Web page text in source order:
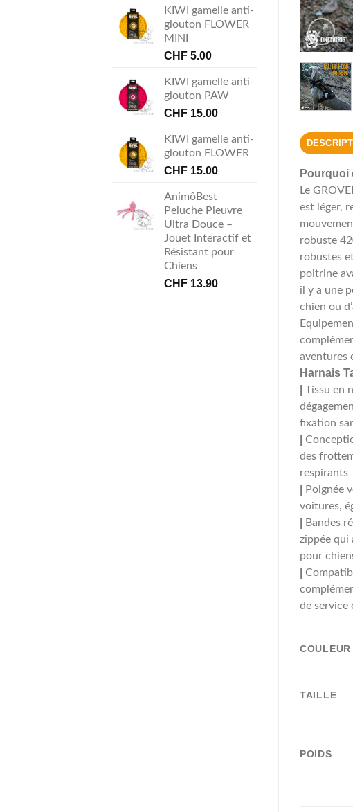
KIWI gamelle anti-
glouton FLOWER
MINI
CHF 5.00
KIWI gamelle anti-
glouton PAW
CHF 15.00
KIWI gamelle anti-
glouton FLOWER
CHF 15.00
AnimôBest
Peluche Pieuvre
Ultra Douce –
Jouet Interactif et
Résistant pour
Chiens
CHF 13.90
Pourquoi
Le
est léger,
robuste
robustes
poitrine
il y a une
chien ou
aventures
Harnais
Tissu en
fixation
des
respirants
Poignée
voitures,
Bandes
zippée qui
pour
de service
COULEUR
TAILLE
POIDS